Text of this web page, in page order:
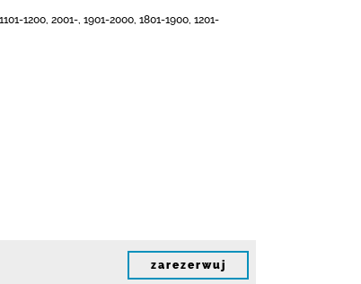
1200, 2001-, 1901-2000, 1801-1900, 1201-
zarezerwuj